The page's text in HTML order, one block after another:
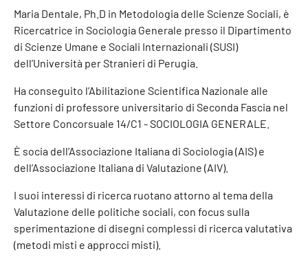
Maria Dentale, Ph.D in Metodologia delle Scienze Sociali, è
Ricercatrice in Sociologia Generale presso il Dipartimento
di Scienze Umane e Sociali Internazionali (SUSI)
dell’Università per Stranieri di Perugia.
Ha conseguito l’Abilitazione Scientifica Nazionale alle
funzioni di professore universitario di Seconda Fascia nel
Settore Concorsuale 14/C1 - SOCIOLOGIA GENERALE.
È socia dell’Associazione Italiana di Sociologia (AIS) e
dell’Associazione Italiana di Valutazione (AIV).
I suoi interessi di ricerca ruotano attorno al tema della
Valutazione delle politiche sociali, con focus sulla
sperimentazione di disegni complessi di ricerca valutativa
(metodi misti e approcci misti).